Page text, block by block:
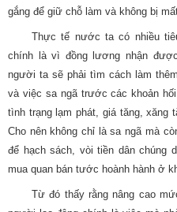
gắng để giữ chỗ làm và không bị
Thực tế nước ta có nhiều
chính là vì đồng lương nhận
người ta sẽ phải tìm cách làm
và việc sa ngã trước các khoản
tình trạng lạm phát, giá tăng,
Cho nên không chỉ là sa ngã mà
để hạch sách, vòi tiền dân chúng
mua quan bán tước hoành hành ở
Từ đó thấy rằng nâng cao